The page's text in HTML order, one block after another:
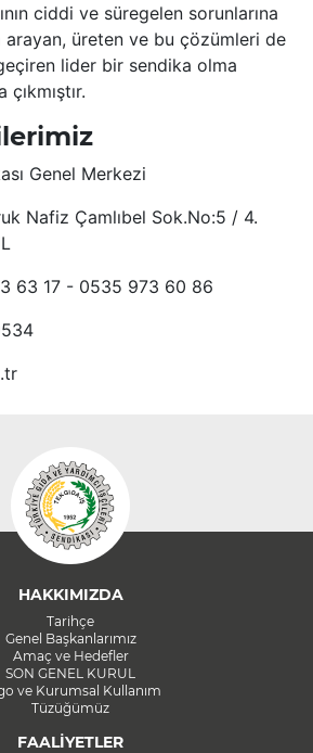
ciddi ve süregelen sorunlarına
arayan, üreten ve bu çözümleri de
lider bir sendika olma
Genel Merkezi
Nafiz Çamlıbel Sok.No:5 / 4.
63 17 - 0535 973 60 86
HAKKIMIZDA
Tarihçe
Genel Başkanlarımız
Amaç ve Hedefler
SON GENEL KURUL
ve Kurumsal Kullanım
Tüzüğümüz
FAALİYETLER